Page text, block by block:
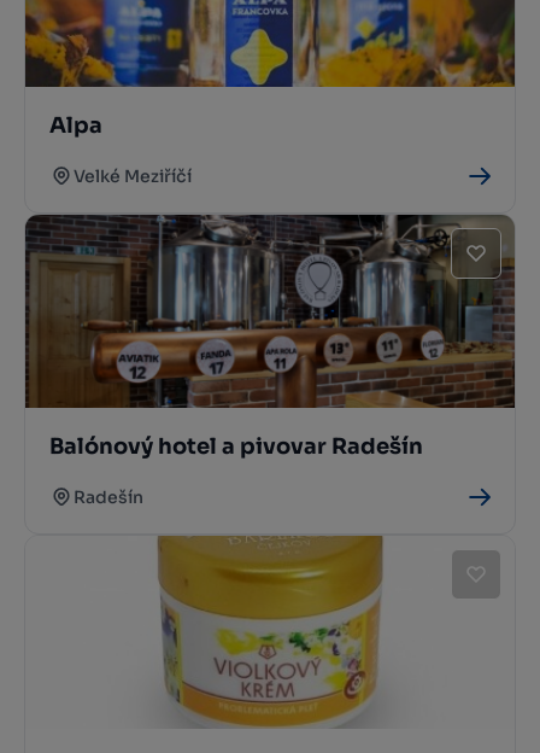
Alpa
Velké Meziříčí
Balónový hotel a pivovar Radešín
Radešín